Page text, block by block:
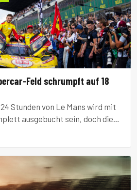
Feld schrumpft auf 18
Stunden von Le Mans wird mit
ausgebucht sein, doch die
verzeichnet einen Rückgang